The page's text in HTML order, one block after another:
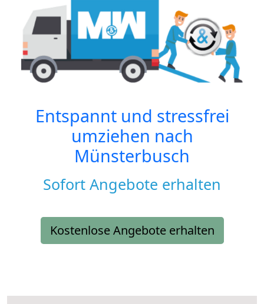
Entspannt und stressfrei
umziehen nach
Münsterbusch
Sofort Angebote erhalten
Kostenlose Angebote erhalten